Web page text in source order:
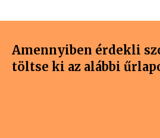
Amennyiben érdekli
töltse ki az alábbi